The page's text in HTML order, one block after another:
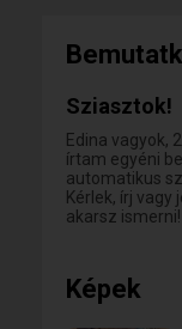
Sziasztok!
Edina vagyok,
írtam egyéni
automatikus
Kérlek, írj vagy
akarsz ismerni!
Képek